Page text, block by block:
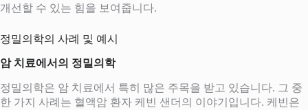
개선할 수 있는 힘을 보여줍니다.
정밀의학의 사례 및 예시
암 치료에서의 정밀의학
정밀의학은 암 치료에서 특히 많은 주목을 받고 있습니다. 그 중
한 가지 사례는 혈액암 환자 케빈 샌더의 이야기입니다. 케빈은